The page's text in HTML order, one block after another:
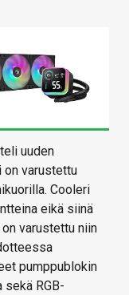
uuden
on varustettu
Cooleri
eikä siinä
varustettu niin
pumppublokin
RGB-